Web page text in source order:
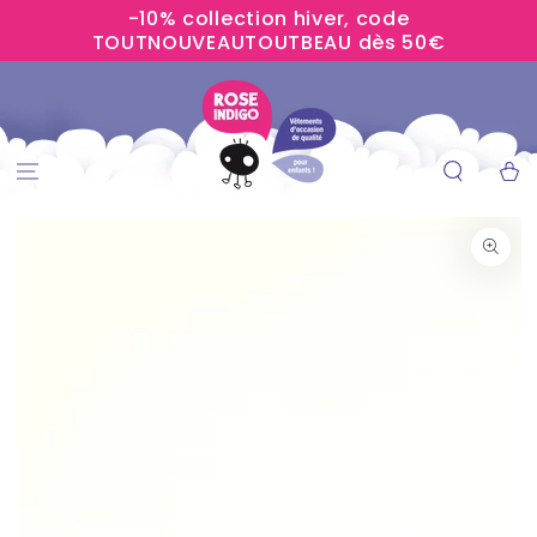
-10% collection hiver, code
TOUTNOUVEAUTOUTBEAU dès 50€
Panier